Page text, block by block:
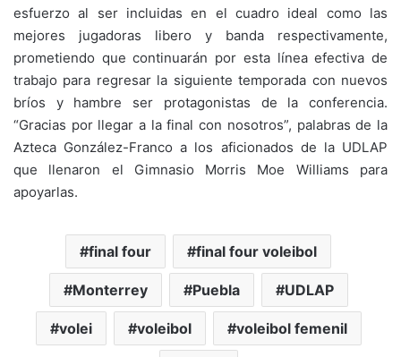
esfuerzo al ser incluidas en el cuadro ideal como las
mejores jugadoras libero y banda respectivamente,
prometiendo que continuarán por esta línea efectiva de
trabajo para regresar la siguiente temporada con nuevos
bríos y hambre ser protagonistas de la conferencia.
“Gracias por llegar a la final con nosotros”, palabras de la
Azteca González-Franco a los aficionados de la UDLAP
que llenaron el Gimnasio Morris Moe Williams para
apoyarlas.
final four final four voleibol
Monterrey Puebla UDLAP
volei voleibol voleibol femenil